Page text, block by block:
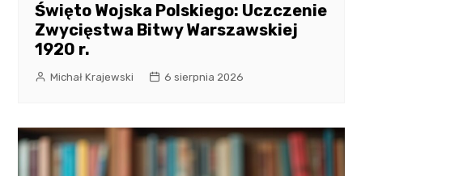
Święto Wojska Polskiego: Uczczenie
Zwycięstwa Bitwy Warszawskiej
1920 r.
Michał Krajewski 6 sierpnia 2026